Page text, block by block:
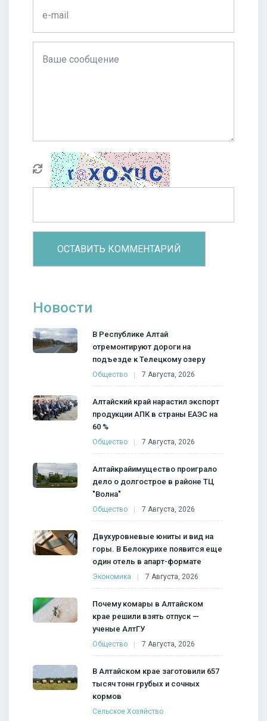
Новости
В Республике Алтай
отремонтируют дороги на
подъезде к Телецкому озеру
Общество 7 Августа, 2026
Алтайский край нарастил экспорт
продукции АПК в страны ЕАЭС на
60 %
Общество 7 Августа, 2026
Алтайкрайимущество проиграло
дело о долгострое в районе ТЦ
"Волна"
Общество 7 Августа, 2026
Двухуровневые юниты и вид на
горы. В Белокурихе появится еще
один отель в апарт-формате
Экономика 7 Августа, 2026
Почему комары в Алтайском
крае решили взять отпуск —
ученые АлтГУ
Общество 7 Августа, 2026
В Алтайском крае заготовили 657
тысяч тонн грубых и сочных
кормов
Сельское Хозяйство